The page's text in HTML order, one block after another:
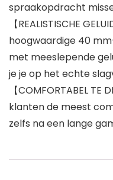
spraakopdracht
【REALISTISCHE
hoogwaardige 40
met meeslepende
je je op het echte
【COMFORTABEL
klanten de meest
zelfs na een lange